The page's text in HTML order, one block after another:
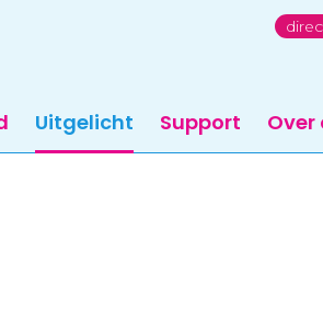
Uitgelicht Support Over